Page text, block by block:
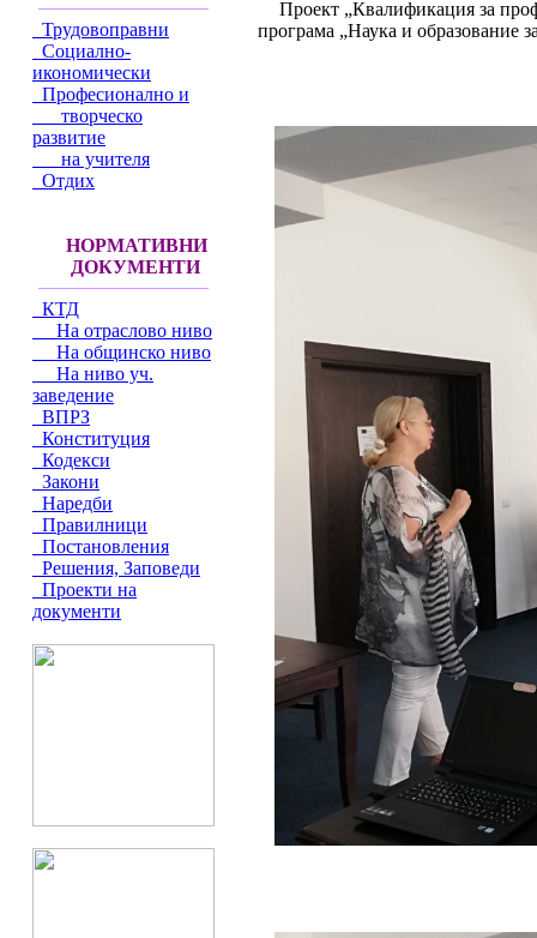
Трудовоправни
Социално-
икономически
Професионално и
творческо
развитие
на учителя
Отдих
НОРМАТИВНИ
ДОКУМЕНТИ
КТД
На отраслово ниво
На общинско ниво
На ниво уч.
заведение
ВПРЗ
Конституция
Кодекси
Закони
Наредби
Правилници
Постановления
Решения, Заповеди
Проекти на
документи
Проект „Квалификация за
програма „Наука и образование